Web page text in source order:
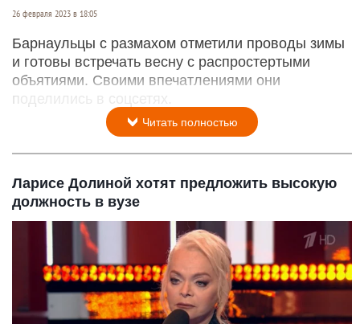
26 февраля 2023 в 18:05
Барнаульцы с размахом отметили проводы зимы
и готовы встречать весну с распростертыми
объятиями. Своими впечатлениями они
поделились в соцсетях.
Читать полностью
Ларисе Долиной хотят предложить высокую
должность в вузе